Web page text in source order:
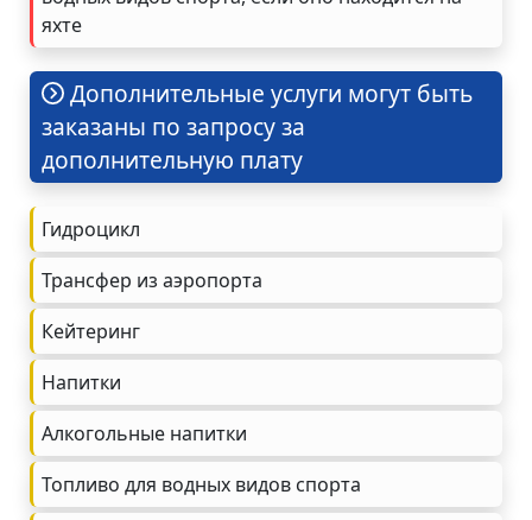
яхте
Дополнительные услуги могут быть
заказаны по запросу за
дополнительную плату
Гидроцикл
Трансфер из аэропорта
Кейтеринг
Напитки
Алкогольные напитки
Топливо для водных видов спорта